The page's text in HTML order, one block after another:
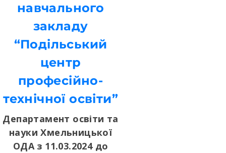
навчального
закладу
“Подільський
центр
професійно-
технічної освіти”
Департамент освіти та
науки Хмельницької
ОДА з 11.03.2024 до